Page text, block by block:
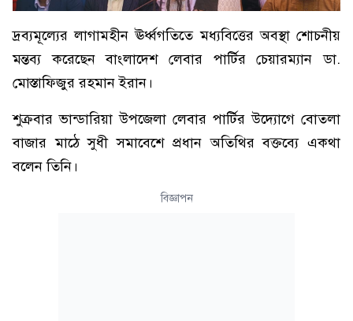
দ্রব্যমূল্যের লাগামহীন ঊর্ধ্বগতিতে মধ্যবিত্তের অবস্থা শোচনীয়
মন্তব্য করেছেন বাংলাদেশ লেবার পার্টির চেয়ারম্যান ডা.
মোস্তাফিজুর রহমান ইরান।
শুক্রবার ভান্ডারিয়া উপজেলা লেবার পার্টির উদ্যোগে বোতলা
বাজার মাঠে সুধী সমাবেশে প্রধান অতিথির বক্তব্যে একথা
বলেন তিনি।
বিজ্ঞাপন